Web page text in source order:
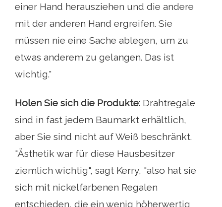
einer Hand herausziehen und die andere
mit der anderen Hand ergreifen. Sie
müssen nie eine Sache ablegen, um zu
etwas anderem zu gelangen. Das ist
wichtig."
Holen Sie sich die Produkte: Drahtregale
sind in fast jedem Baumarkt erhältlich,
aber Sie sind nicht auf Weiß beschränkt.
"Ästhetik war für diese Hausbesitzer
ziemlich wichtig", sagt Kerry, "also hat sie
sich mit nickelfarbenen Regalen
entschieden, die ein wenig höherwertig